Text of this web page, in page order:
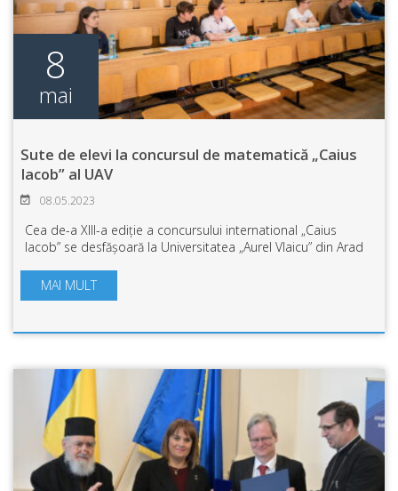
8
mai
Sute de elevi la concursul de matematică „Caius
Iacob” al UAV
08.05.2023
Cea de-a XIII-a ediție a concursului international „Caius
Iacob” se desfășoară la Universitatea „Aurel Vlaicu” din Arad
Inspectoratului Școlar...
MAI MULT